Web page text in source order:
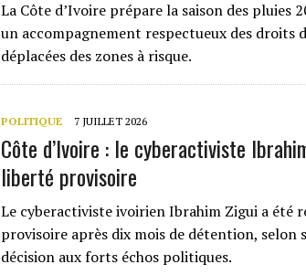
La Côte d’Ivoire prépare la saison des pluies
un accompagnement respectueux des droits
déplacées des zones à risque.
POLITIQUE 7 JUILLET 2026
Côte d’Ivoire : le cyberactiviste
liberté provisoire
Le cyberactiviste ivoirien Ibrahim Zigui a été
provisoire après dix mois de détention, selon
décision aux forts échos politiques.